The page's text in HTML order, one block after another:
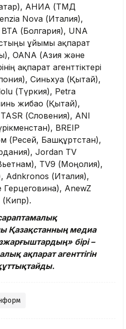
АНИА (ТМД
Nova (Италия),
(Болгария), UNA
ұйымы ақпарат
OANA (Азия және
ақпарат агенттіктері
Синьхуа (Қытай),
(Түркия), Petra
жибао (Қытай),
(Словения), ANI
BREIP
(Ресей, Башқұртстан),
Jordan TV
TV9 (Моңғолия),
Adnkronos (Италия),
AnewZ
(Кипр).
Қазақстанның медиа
бірі –
ақпарат агенттігін